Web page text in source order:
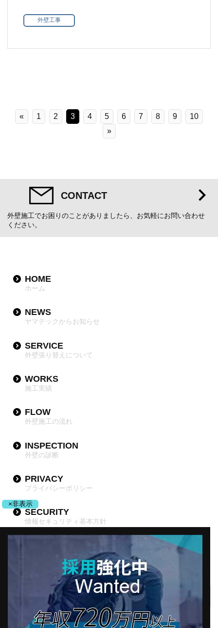
外壁工事
« 1 2 3 4 5 6 7 8 9
10
»
×非表示
CONTACT
外壁施工でお困りのことがありましたら、お気軽にお問い合わせ
ください。
HOME
ホーム
NEWS
ヤマテックからお知らせ
SERVICE
外壁張り替えについて
WORKS
施工実績
FLOW
外壁施工の流れ
INSPECTION
外壁の診断
PRIVACY
プライバシーポリシー
SECURITY
情報セキュリティ基本方針
採用について 会社案内